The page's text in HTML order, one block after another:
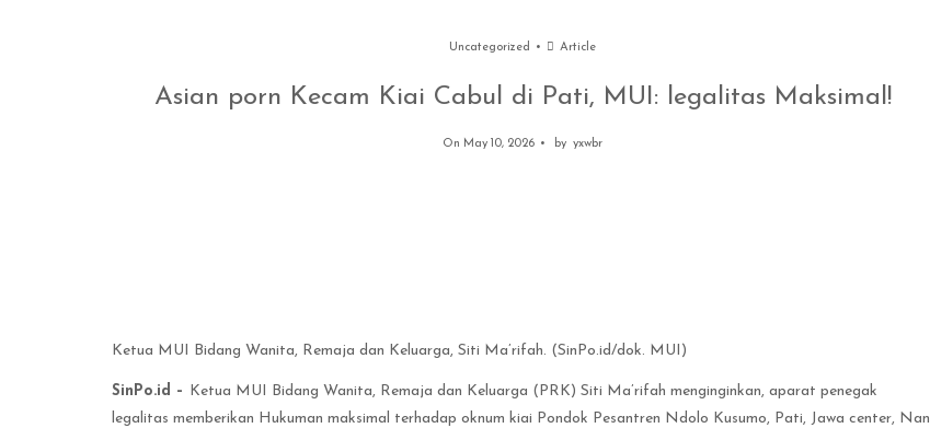
Uncategorized Article
Asian porn Kecam Kiai Cabul di Pati, MUI: legalitas Maksimal!
On May 10, 2026 by yxwbr
Ketua MUI Bidang Wanita, Remaja dan Keluarga, Siti Ma’rifah. (SinPo.id/dok. MUI)
SinPo.id –
Ketua MUI Bidang Wanita, Remaja dan Keluarga (PRK) Siti Ma’rifah menginginkan, aparat penegak
legalitas memberikan Hukuman maksimal terhadap oknum kiai Pondok Pesantren Ndolo Kusumo, Pati, Jawa center, Nan